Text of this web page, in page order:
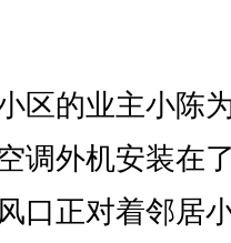
的业主小陈
调外机安装在
口正对着邻居